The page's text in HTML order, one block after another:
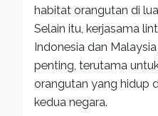
habitat orangutan di
Selain itu, kerjasama
Indonesia dan
penting, terutama
orangutan yang hidup
kedua negara.